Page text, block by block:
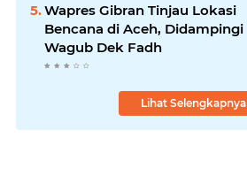
Wapres Gibran Tinjau Lokasi
Bencana di Aceh, Didampingi
Wagub Dek Fadh
Lihat Selengkapnya